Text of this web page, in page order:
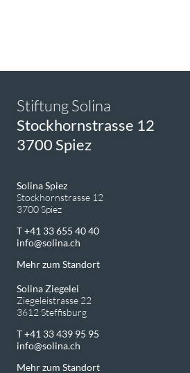
Stiftung Solina
Stockhornstrasse 12
3700 Spiez
Solina Spiez
Stockhornstrasse 12
3700 Spiez
T +41 33 655 40 40
info
solina.ch
Mehr zum Standort
Solina Ziegelei
Ziegeleistrasse 22
3612 Steffisburg
T +41 33 439 95 95
info
solina.ch
Mehr zum Standort